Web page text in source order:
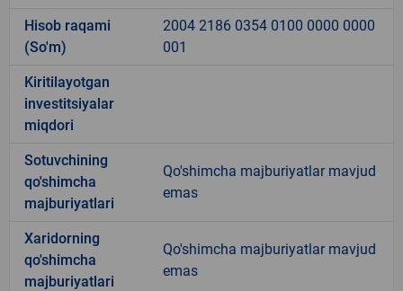
Hisob raqami
(So'm)
2004 2186 0354 0100 0000 0000
001
Kiritilayotgan
investitsiyalar
miqdori
Sotuvchining
qo'shimcha
majburiyatlari
Qo'shimcha majburiyatlar mavjud
emas
Xaridorning
qo'shimcha
majburiyatlari
Qo'shimcha majburiyatlar mavjud
emas